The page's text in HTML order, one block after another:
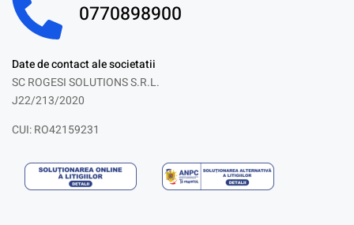
0770898900
Date de contact ale societatii
SC ROGESI SOLUTIONS S.R.L.
J22/213/2020
CUI: RO42159231